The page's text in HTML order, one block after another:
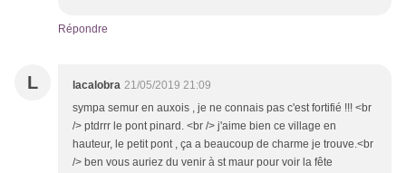
Répondre
L lacalobra 21/05/2019 21:09
sympa semur en auxois , je ne connais pas c'est fortifié !!! <br
/> ptdrrr le pont pinard. <br /> j'aime bien ce village en
hauteur, le petit pont , ça a beaucoup de charme je trouve.<br
/> ben vous auriez du venir à st maur pour voir la fête